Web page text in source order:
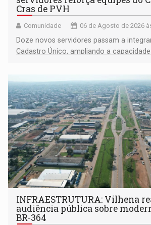
Cras de PVH
Comunidade 06 de Agosto de 2026
Doze novos servidores passam a
Cadastro Único, ampliando a
INFRAESTRUTURA: Vilhena
audiência pública sobre
BR-364